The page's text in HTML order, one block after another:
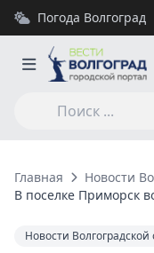
Погода Волгоград
Главная
Новости
В поселке Приморск
Новости Волгоградской